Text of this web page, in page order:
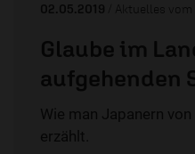
02.05.2019 / Aktuelles vom
Glaube im
aufgehenden
Wie man Japanern
erzählt.